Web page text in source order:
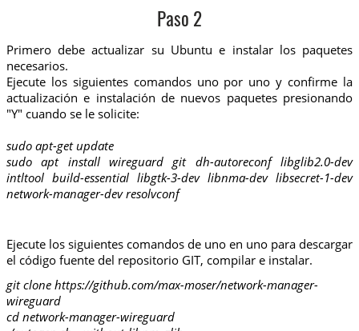
Paso 2
Primero debe actualizar su Ubuntu e instalar los paquetes
necesarios.
Ejecute los siguientes comandos uno por uno y confirme la
actualización e instalación de nuevos paquetes presionando
"Y" cuando se le solicite:
sudo apt-get update
sudo apt install wireguard git dh-autoreconf libglib2.0-dev
intltool build-essential libgtk-3-dev libnma-dev libsecret-1-dev
network-manager-dev resolvconf
Ejecute los siguientes comandos de uno en uno para descargar
el código fuente del repositorio GIT, compilar e instalar.
git clone https://github.com/max-moser/network-manager-
wireguard
cd network-manager-wireguard